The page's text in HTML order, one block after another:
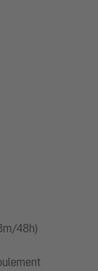
48h)